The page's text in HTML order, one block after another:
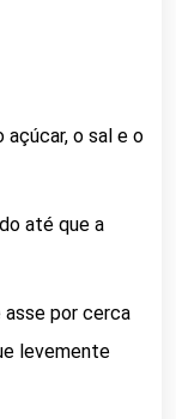
açúcar, o sal e o
até que a
asse por cerca
levemente